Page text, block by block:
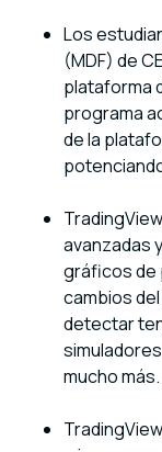
Los
(MDF) de
plataforma
programa
de la
avanzadas
gráficos de
cambios
detectar
mucho más.